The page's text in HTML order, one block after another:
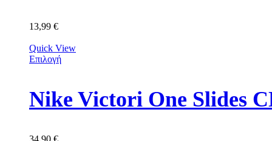
13,99 €
Quick View
Επιλογή
Nike Victori One Slides
34,90 €